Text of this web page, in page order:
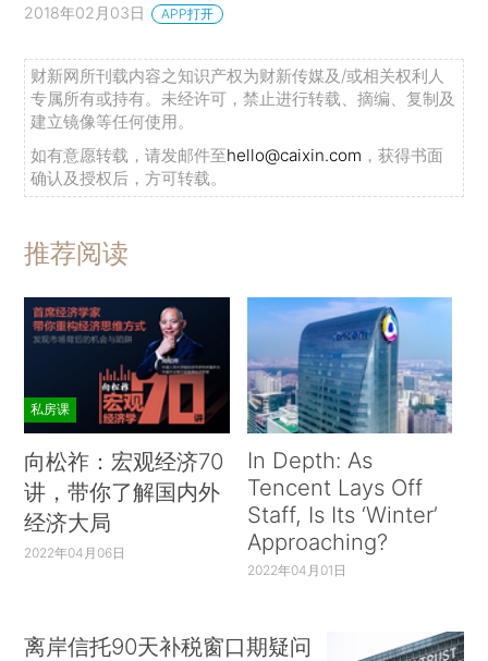
2018年02月03日 APP打开
财新网所刊载内容之知识产权为财新传媒及/或相关权利人
专属所有或持有。未经许可，禁止进行转载、摘编、复制及
建立镜像等任何使用。
如有意愿转载，请发邮件至hello@caixin.com ，获得书面
确认及授权后，方可转载。
推荐阅读
私房课
向松祚：宏观经济70
讲，带你了解国内外
经济大局
2022年04月06日
In Depth: As
Tencent Lays Off
Staff, Is Its ‘Winter’
Approaching?
2022年04月01日
离岸信托90天补税窗口期疑问